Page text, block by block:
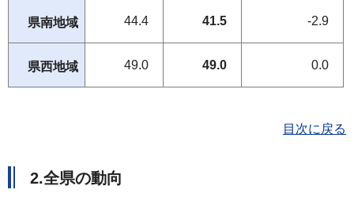
県南地域 44.4 41.5 -2.9
県西地域 49.0 49.0 0.0
目次に戻る
2.全県の動向